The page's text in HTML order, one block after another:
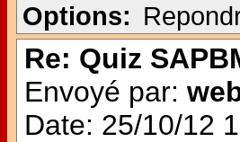
Options:
Re: Quiz
Envoyé par:
Date: 25/10/12